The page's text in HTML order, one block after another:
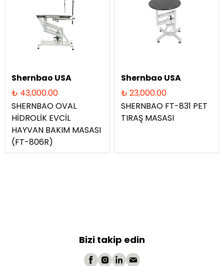
Shernbao USA
₺ 43,000.00
SHERNBAO OVAL
HİDROLİK EVCİL
HAYVAN BAKIM MASASI
(FT-806R)
Shernbao USA
₺ 23,000.00
SHERNBAO FT-831 PET
TIRAŞ MASASI
Bizi takip edin